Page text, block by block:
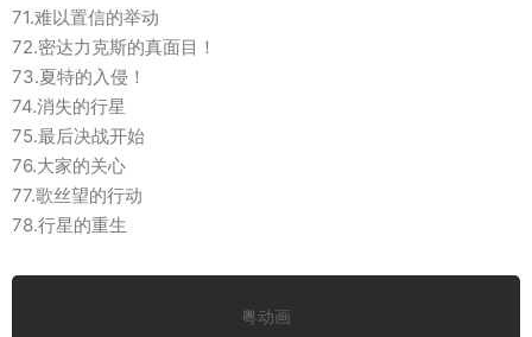
71.难以置信的举动
72.密达力克斯的真面目！
73.夏特的入侵！
74.消失的行星
75.最后决战开始
76.大家的关心
77.歌丝望的行动
78.行星的重生
粤动画